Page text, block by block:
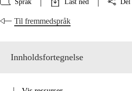
Språk Last ned Del
Til fremmedspråk
Innholdsfortegnelse